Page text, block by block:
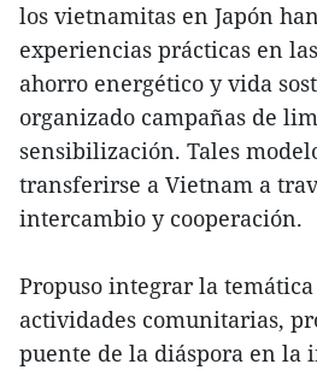
los vietnamitas en Japón
experiencias prácticas en
ahorro energético y vida
organizado campañas de
sensibilización. Tales
transferirse a Vietnam a
intercambio y cooperación.
Propuso integrar la
actividades comunitarias,
puente de la diáspora en la